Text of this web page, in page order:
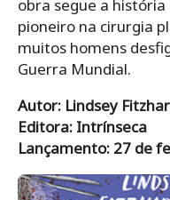
obra segue a
pioneiro na cirurgia
muitos homens
Guerra Mundial.
Autor: Lindsey
Editora: Intrínseca
Lançamento: 27 de